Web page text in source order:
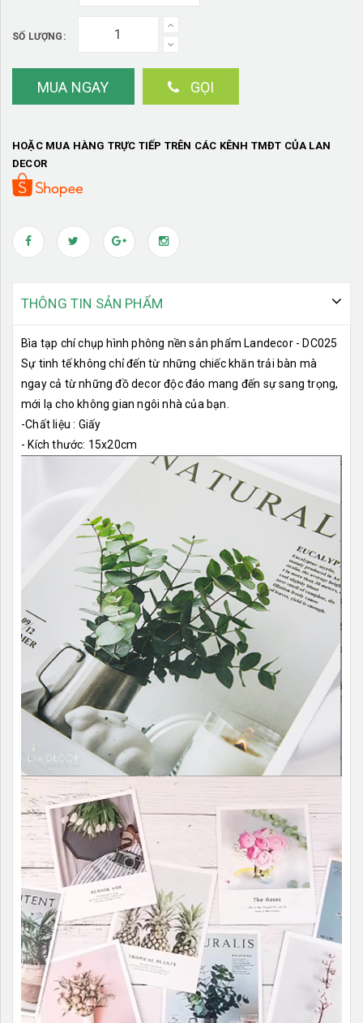
thành phố Giao Lư, Bắc Từ Liêm, Hà Nội
SỐ LƯỢNG:
MUA NGAY GỌI
HOẶC MUA HÀNG TRỰC TIẾP TRÊN CÁC KÊNH TMĐT CỦA LAN
DECOR
THÔNG TIN SẢN PHẨM
Bìa tạp chí chụp hình phông nền sản phẩm Landecor - DC025
Sự tinh tế không chỉ đến từ những chiếc khăn trải bàn mà
ngay cả từ những đồ decor độc đáo mang đến sự sang trọng,
mới lạ cho không gian ngôi nhà của bạn.
-Chất liệu : Giấy
- Kích thước: 15x20cm